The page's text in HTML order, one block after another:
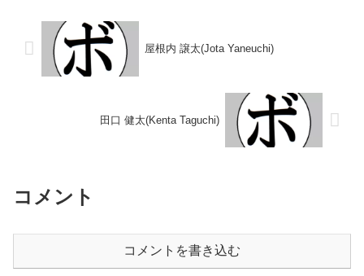
(採点不...
屋根内 譲太(Jota Yaneuchi)
田口 健太(Kenta Taguchi)
コメント
コメントを書き込む